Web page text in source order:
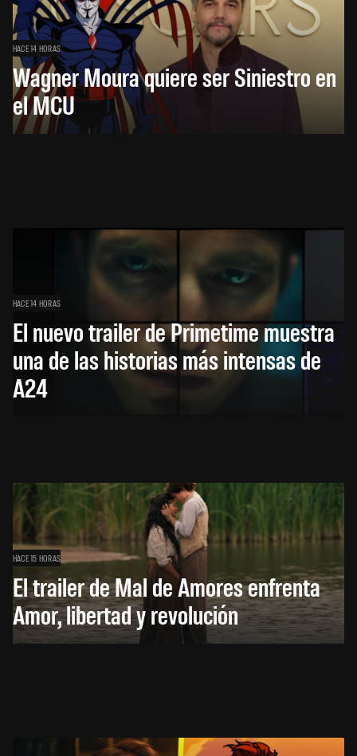
HACE 14 HORAS
Wagner Moura quiere ser Siniestro en
el MCU
HACE 14 HORAS
El nuevo trailer de Primetime muestra
una de las historias más intensas de
A24
HACE 15 HORAS
El trailer de Mal de Amores enfrenta
Amor, libertad y revolución